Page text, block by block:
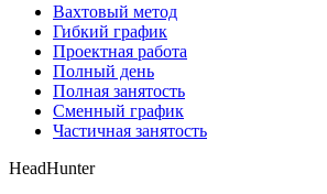
Вахтовый метод
Гибкий график
Проектная работа
Полный день
Полная занятость
Сменный график
Частичная занятость
HeadHunter